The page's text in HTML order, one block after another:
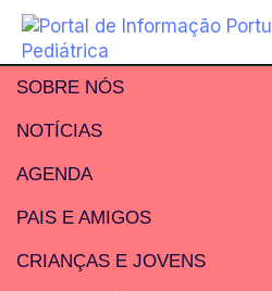
SOBRE NÓS
NOTÍCIAS
AGENDA
PAIS E AMIGOS
CRIANÇAS E JOVENS